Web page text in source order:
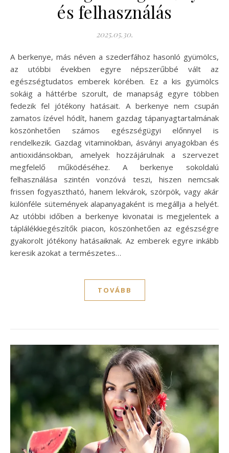
és felhasználás
2025.05.30.
A berkenye, más néven a szederfához hasonló gyümölcs,
az utóbbi években egyre népszerűbbé vált az
egészségtudatos emberek körében. Ez a kis gyümölcs
sokáig a háttérbe szorult, de manapság egyre többen
fedezik fel jótékony hatásait. A berkenye nem csupán
zamatos ízével hódít, hanem gazdag tápanyagtartalmának
köszönhetően számos egészségügyi előnnyel is
rendelkezik. Gazdag vitaminokban, ásványi anyagokban és
antioxidánsokban, amelyek hozzájárulnak a szervezet
megfelelő működéséhez. A berkenye sokoldalú
felhasználása szintén vonzóvá teszi, hiszen nemcsak
frissen fogyasztható, hanem lekvárok, szörpök, vagy akár
különféle sütemények alapanyagaként is megállja a helyét.
Az utóbbi időben a berkenye kivonatai is megjelentek a
táplálékkiegészítők piacon, köszönhetően az egészségre
gyakorolt jótékony hatásaiknak. Az emberek egyre inkább
keresik azokat a természetes…
TOVÁBB